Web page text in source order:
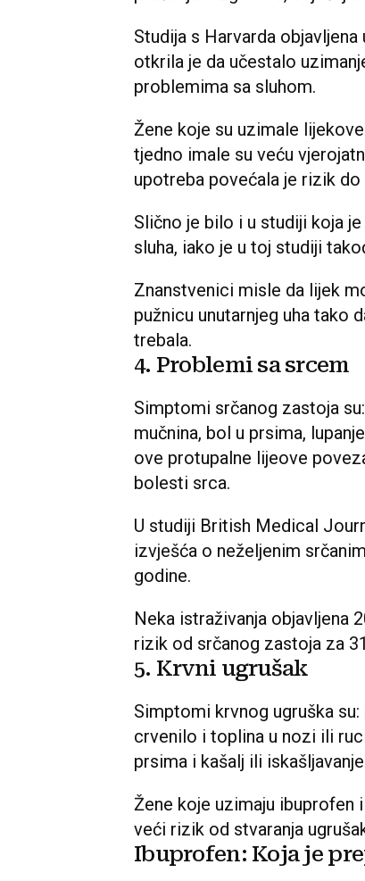
Studija s Harvarda
otkrila je da učestalo
problemima sa sluhom.
Žene koje su uzimale
tjedno imale su veću
upotreba povećala je rizik
Slično je bilo i u studiji koja
sluha, iako je u toj studiji
Znanstvenici misle da lijek
pužnicu unutarnjeg uha tako
trebala.
4. Problemi sa srcem
Simptomi srčanog zastoja
mučnina, bol u prsima,
ove protupalne lijeove
bolesti srca.
U studiji British Medical
izvješća o neželjenim
godine.
Neka istraživanja objavljena
rizik od srčanog zastoja za
5. Krvni ugrušak
Simptomi krvnog ugruška
crvenilo i toplina u nozi ili
prsima i kašalj ili
Žene koje uzimaju ibuprofen
veći rizik od stvaranja
Ibuprofen: Koja je